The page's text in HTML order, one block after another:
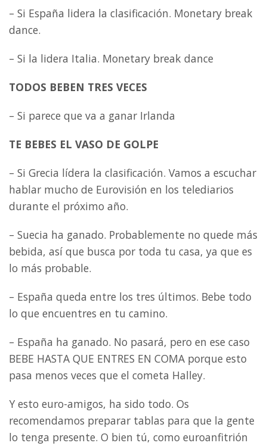
– Si España lidera la clasificación. Monetary break
dance.
– Si la lidera Italia. Monetary break dance
TODOS BEBEN TRES VECES
– Si parece que va a ganar Irlanda
TE BEBES EL VASO DE GOLPE
– Si Grecia lídera la clasificación. Vamos a escuchar
hablar mucho de Eurovisión en los telediarios
durante el próximo año.
– Suecia ha ganado. Probablemente no quede más
bebida, así que busca por toda tu casa, ya que es
lo más probable.
– España queda entre los tres últimos. Bebe todo
lo que encuentres en tu camino.
– España ha ganado. No pasará, pero en ese caso
BEBE HASTA QUE ENTRES EN COMA porque esto
pasa menos veces que el cometa Halley.
Y esto euro-amigos, ha sido todo. Os
recomendamos preparar tablas para que la gente
lo tenga presente. O bien tú, como euroanfitrión